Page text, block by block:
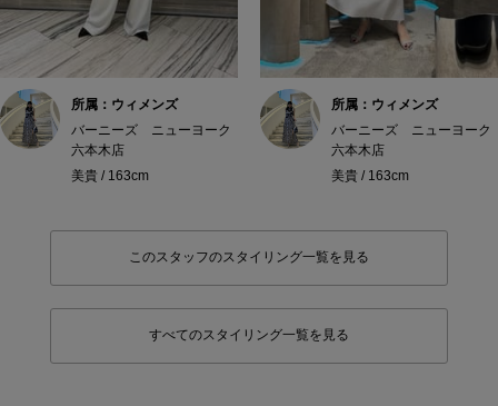
所属：ウィメンズ
バーニーズ ニューヨーク
六本木店
美貴 / 163cm
所属：ウィメンズ
バーニーズ ニューヨーク
六本木店
美貴 / 163cm
このスタッフのスタイリング一覧を見る
すべてのスタイリング一覧を見る